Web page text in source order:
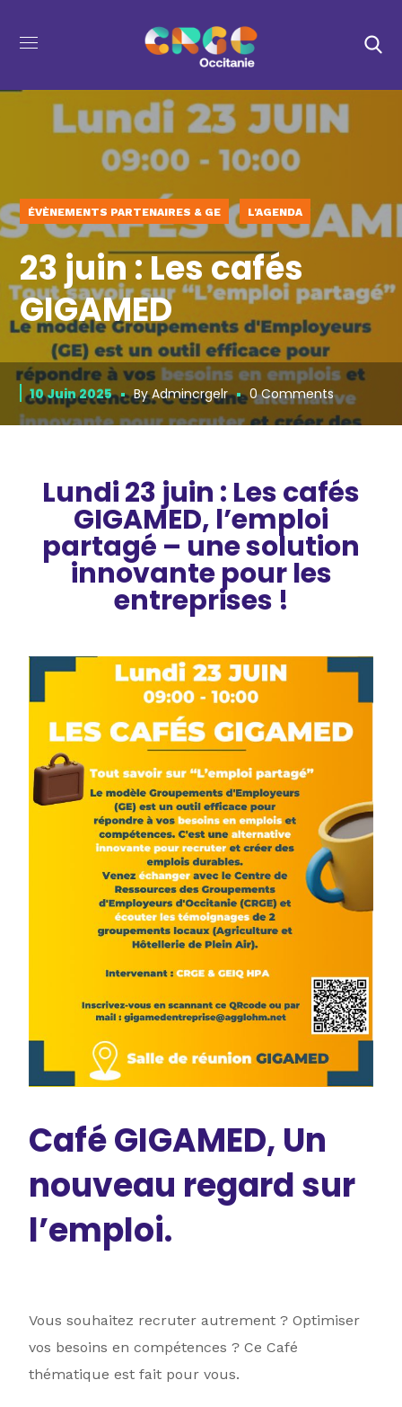
ÉVÈNEMENTS PARTENAIRES & GE L'AGENDA
23 juin : Les cafés
GIGAMED
10 Juin 2025 ByAdmincrgelr 0 Comments
Lundi 23 juin : Les cafés
GIGAMED, l’emploi
partagé – une solution
innovante pour les
entreprises !
Café GIGAMED, Un
nouveau regard sur
l’emploi.
Vous souhaitez recruter autrement ? Optimiser
vos besoins en compétences ? Ce Café
thématique est fait pour vous.